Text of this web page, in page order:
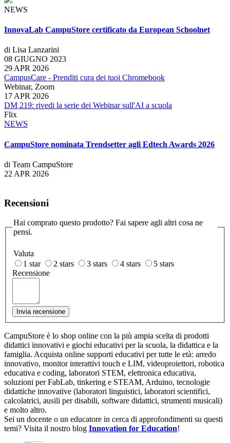
NEWS
InnovaLab CampuStore certificato da European Schoolnet
di Lisa Lanzarini
08 GIUGNO 2023
29 APR 2026
CampusCare - Prenditi cura dei tuoi Chromebook
Webinar, Zoom
17 APR 2026
DM 219: rivedi la serie dei Webinar sull'AI a scuola
Flix
NEWS
CampuStore nominata Trendsetter agli Edtech Awards 2026
di Team CampuStore
22 APR 2026
Recensioni
Hai comprato questo prodotto? Fai sapere agli altri cosa ne
pensi.
Valuta
1 star
2 stars 3 stars 4 stars
5 stars
Recensione
Invia recensione
CampuStore è lo shop online con la più ampia scelta di prodotti
didattici innovativi e giochi educativi per la scuola, la didattica e la
famiglia. Acquista online supporti educativi per tutte le età: arredo
innovativo, monitor interattivi touch e LIM, videoproiettori, robotica
educativa e coding, laboratori STEM, elettronica educativa,
soluzioni per FabLab, tinkering e STEAM, Arduino, tecnologie
didattiche innovative (laboratori linguistici, laboratori scientifici,
calcolatrici, ausili per disabili, software didattici, strumenti musicali)
e molto altro.
Sei un docente o un educatore in cerca di approfondimenti su questi
temi? Visita il nostro blog Innovation for Education!